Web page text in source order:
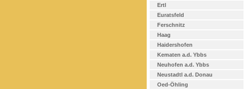
Ertl
Euratsfeld
Ferschnitz
Haag
Haidershofen
Kematen a.d. Ybbs
Neuhofen a.d. Ybbs
Neustadtl a.d. Donau
Oed-Öhling